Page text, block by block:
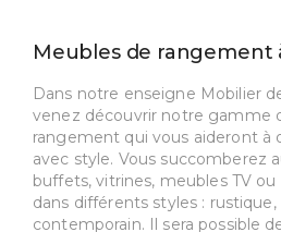
Meubles de rangement
Dans notre enseigne Mobilier
venez découvrir notre gamme
rangement qui vous aideront à
avec style. Vous succomberez
buffets, vitrines, meubles TV
dans différents styles :
contemporain. Il sera possible